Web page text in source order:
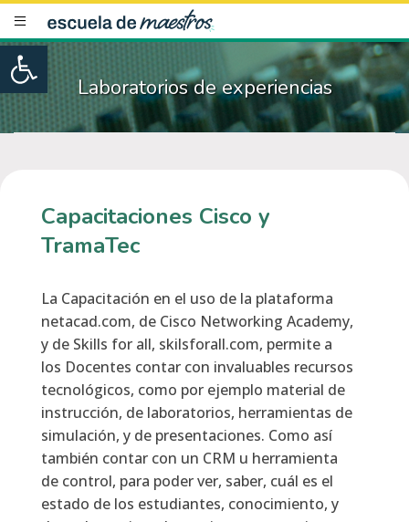
Open toolbar
Laboratorios de experiencias
Capacitaciones Cisco y
TramaTec
La Capacitación en el uso de la plataforma
netacad.com, de Cisco Networking Academy,
y de Skills for all, skilsforall.com, permite a
los Docentes contar con invaluables recursos
tecnológicos, como por ejemplo material de
instrucción, de laboratorios, herramientas de
simulación, y de presentaciones. Como así
también contar con un CRM u herramienta
de control, para poder ver, saber, cuál es el
estado de los estudiantes, conocimiento, y